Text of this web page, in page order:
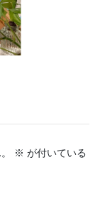
※ が付いている